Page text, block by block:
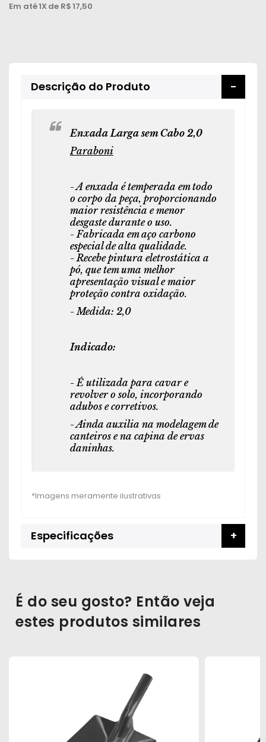
Oficina
Em até1X de R$17,50
Descrição do Produto
Enxada Larga sem Cabo 2,0
Paraboni
- A enxada é temperada em todo
o corpo da peça, proporcionando
maior resistência e menor
desgaste durante o uso.
- Fabricada em aço carbono
especial de alta qualidade.
- Recebe pintura eletrostática a
pó, que tem uma melhor
apresentação visual e maior
proteção contra oxidação.
- Medida: 2,0
Indicado:
- É utilizada para cavar e
revolver o solo, incorporando
adubos e corretivos.
- Ainda auxilia na modelagem de
canteiros e na capina de ervas
daninhas.
Especificações
É do seu gosto? Então veja
estes produtos similares